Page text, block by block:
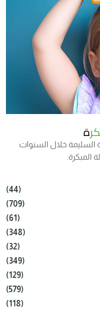
السليمة خلال السنوات
المبكرة.
(44)
(709)
(61)
(348)
(32)
(349)
(129)
(579)
(118)